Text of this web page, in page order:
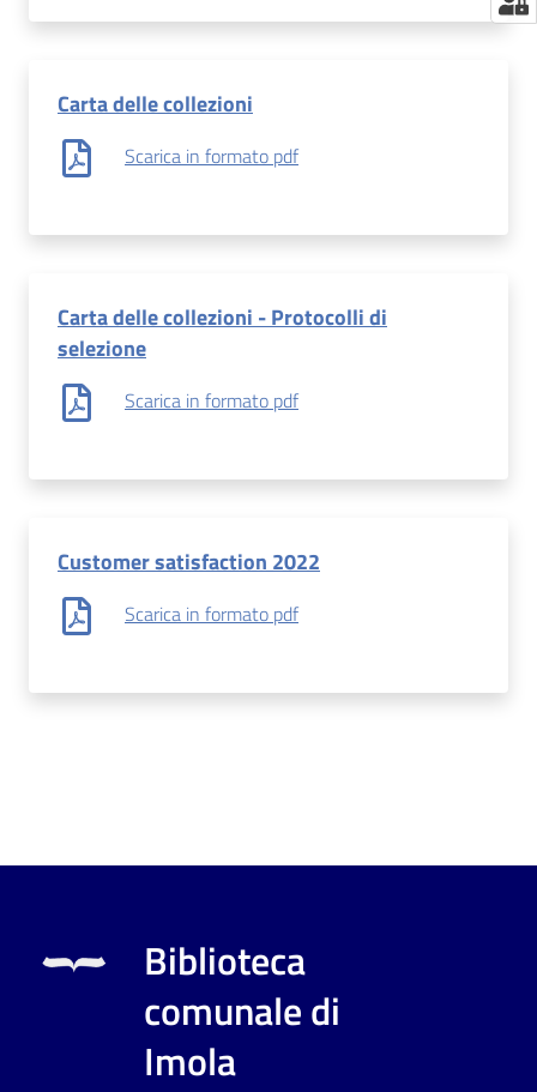
Carta delle collezioni
Scarica in formato pdf
Carta delle collezioni - Protocolli di
selezione
Scarica in formato pdf
Customer satisfaction 2022
Scarica in formato pdf
Biblioteca
comunale di
Imola